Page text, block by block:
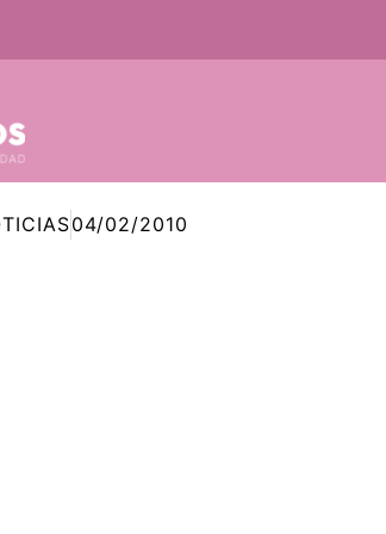
04/02/2010